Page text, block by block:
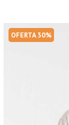
OFERTA 30%